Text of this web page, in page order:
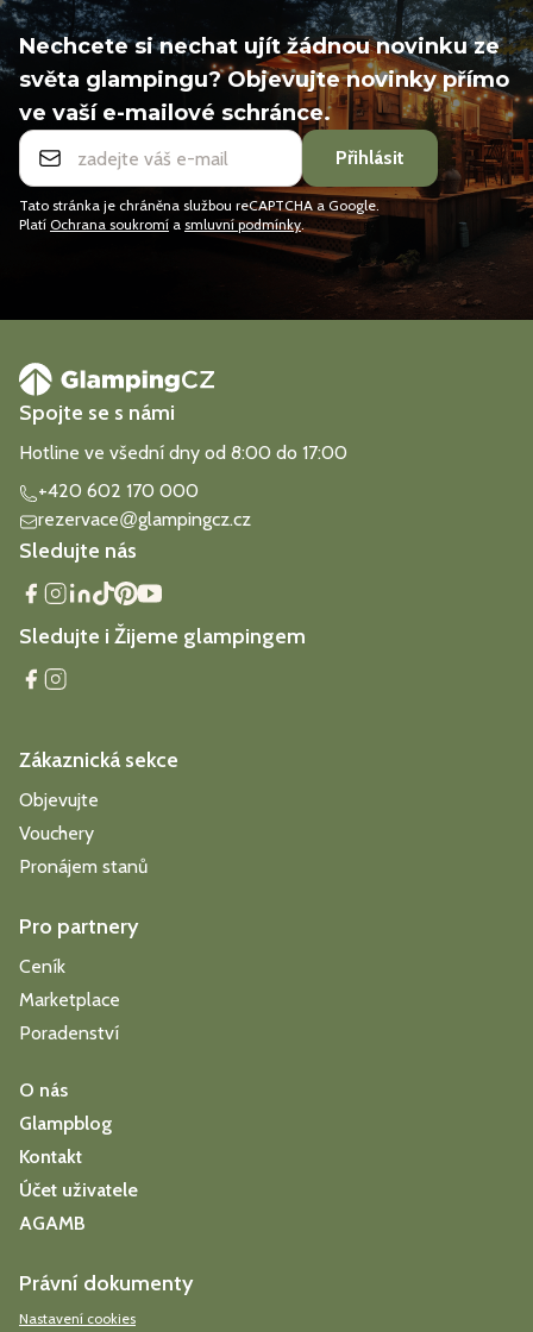
Nechcete si nechat ujít žádnou novinku ze
světa glampingu? Objevujte novinky přímo
ve vaší e-mailové schránce.
Přihlásit
Tato stránka je chráněna službou reCAPTCHA a Google.
Platí Ochrana soukromí a smluvní podmínky.
Spojte se s námi
Hotline ve všední dny od 8:00 do 17:00
+420 602 170 000
rezervace@glampingcz.cz
Sledujte nás
Sledujte i Žijeme glampingem
Zákaznická sekce
Objevujte
Vouchery
Pronájem stanů
Pro partnery
Ceník
Marketplace
Poradenství
O nás
Glampblog
Kontakt
Účet uživatele
AGAMB
Právní dokumenty
Nastavení cookies